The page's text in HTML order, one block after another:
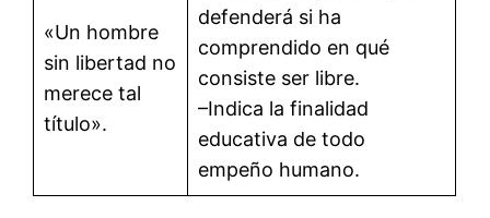
«Un hombre
sin libertad no
merece tal
título».
defenderá si ha
comprendido en qué
consiste ser libre.
–Indica la finalidad
educativa de todo
empeño humano.